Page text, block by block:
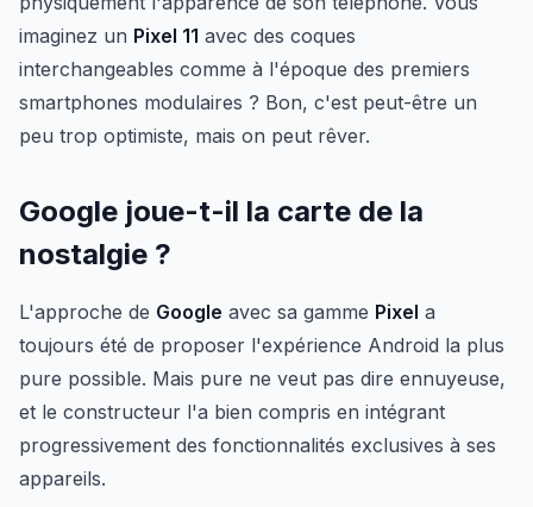
imaginez un Pixel 11 avec des coques
interchangeables comme à l'époque des premiers
smartphones modulaires ? Bon, c'est peut-être un
peu trop optimiste, mais on peut rêver.
Google joue-t-il la carte de la
nostalgie ?
L'approche de Google avec sa gamme Pixel a
toujours été de proposer l'expérience Android la plus
pure possible. Mais pure ne veut pas dire ennuyeuse,
et le constructeur l'a bien compris en intégrant
progressivement des fonctionnalités exclusives à ses
appareils.